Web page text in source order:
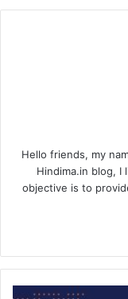
Hello friends, my
Hindima.in blog, I
objective is to